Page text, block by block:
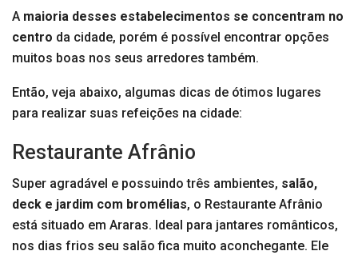
A maioria desses estabelecimentos se concentram no
centro da cidade, porém é possível encontrar opções
muitos boas nos seus arredores também.
Então, veja abaixo, algumas dicas de ótimos lugares
para realizar suas refeições na cidade:
Restaurante Afrânio
Super agradável e possuindo três ambientes, salão,
deck e jardim com bromélias, o Restaurante Afrânio
está situado em Araras. Ideal para jantares românticos,
nos dias frios seu salão fica muito aconchegante. Ele